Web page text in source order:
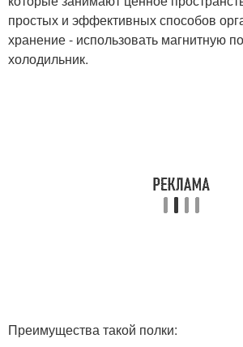
простых и эффективных способов
хранение - использовать магнитную
холодильник.
Преимущества такой полки: